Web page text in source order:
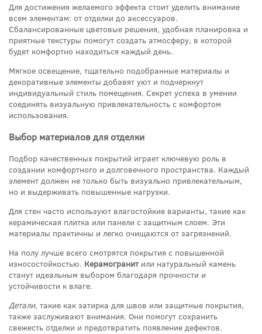
Для достижения желаемого эффекта стоит уделить внимание
всем элементам: от отделки до аксессуаров.
Сбалансированные цветовые решения, удобная планировка и
приятные текстуры помогут создать атмосферу, в которой
будет комфортно находиться каждый день.
Мягкое освещение, тщательно подобранные материалы и
декоративные элементы добавят уют и подчеркнут
индивидуальный стиль помещения. Секрет успеха в умении
соединять визуальную привлекательность с комфортом
использования.
Выбор материалов для отделки
Подбор качественных покрытий играет ключевую роль в
создании комфортного и долговечного пространства. Каждый
элемент должен не только быть визуально привлекательным,
но и выдерживать повышенные нагрузки.
Для стен часто используют влагостойкие варианты, такие как
керамическая плитка или панели с защитным слоем. Эти
материалы практичны и легко очищаются от загрязнений.
На полу лучше всего смотрятся покрытия с повышенной
износостойкостью. Керамогранитили натуральный камень
станут идеальным выбором благодаря прочности и
устойчивости к влаге.
Детали, такие как затирка для швов или защитные покрытия,
также заслуживают внимания. Они помогут сохранить
свежесть отделки и предотвратить появление дефектов.